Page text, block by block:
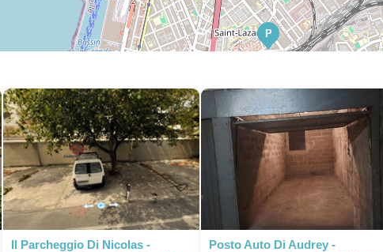
P
Il Parcheggio Di Nicolas -
Posto Auto Di Audrey -